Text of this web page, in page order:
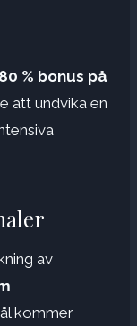
% bonus på
att undvika en
av
kommer